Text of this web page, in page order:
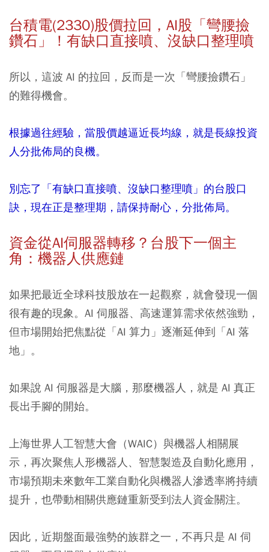
台積電(2330)股價拉回，AI股「彎腰撿
鑽石」！有缺口直接噴、沒缺口整理噴
所以，這波 AI 的拉回，反而是一次「彎腰撿鑽石」
的難得機會。
根據過往經驗，當股價越逼近長均線，就是長線投資
人分批佈局的良機。
別忘了「有缺口直接噴、沒缺口整理噴」的台股口
訣，現在正是整理期，請保持耐心，分批佈局。
資金從AI伺服器轉移？台股下一個主
角：機器人供應鏈
如果把最近全球科技股放在一起觀察，就會發現一個
很有趣的現象。AI 伺服器、高速運算需求依然強勁，
但市場開始把焦點從「AI 算力」逐漸延伸到「AI 落
地」。
如果說 AI 伺服器是大腦，那麼機器人，就是 AI 真正
長出手腳的開始。
上海世界人工智慧大會（WAIC）與機器人相關展
示，再次聚焦人形機器人、智慧製造及自動化應用，
市場預期未來數年工業自動化與機器人滲透率將持續
提升，也帶動相關供應鏈重新受到法人資金關注。
因此，近期盤面最強勢的族群之一，不再只是 AI 伺